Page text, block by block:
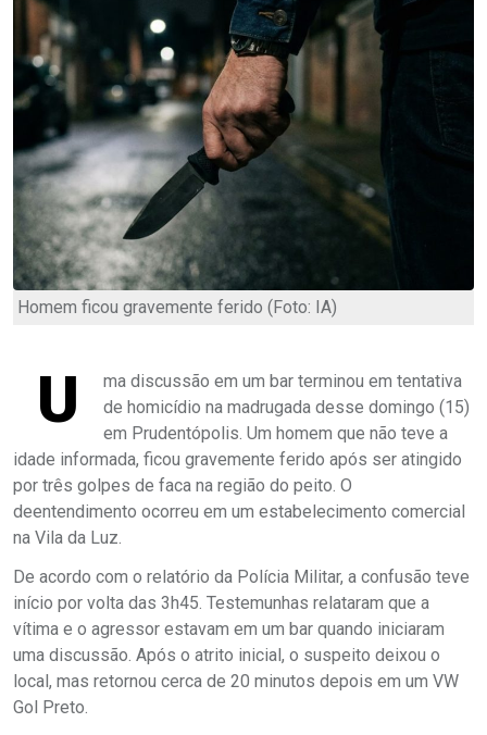
Homem ficou gravemente ferido (Foto: IA)
U
ma discussão em um bar terminou em tentativa
de homicídio na madrugada desse domingo (15)
em Prudentópolis. Um homem que não teve a
idade informada, ficou gravemente ferido após ser atingido
por três golpes de faca na região do peito. O
deentendimento ocorreu em um estabelecimento comercial
na Vila da Luz.
De acordo com o relatório da Polícia Militar, a confusão teve
início por volta das 3h45. Testemunhas relataram que a
vítima e o agressor estavam em um bar quando iniciaram
uma discussão. Após o atrito inicial, o suspeito deixou o
local, mas retornou cerca de 20 minutos depois em um VW
Gol Preto.